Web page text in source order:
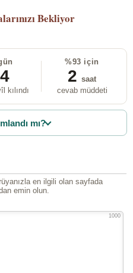
Bekliyor
kılındı
%93 için
2 saat
cevab müddeti
mı?
en ilgili olan sayfada
emin olun.
1000